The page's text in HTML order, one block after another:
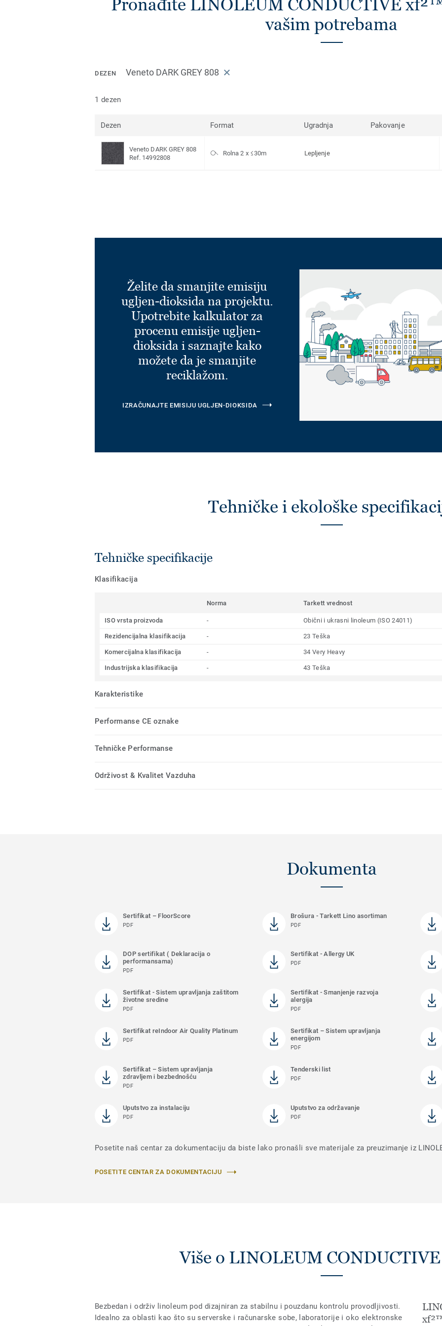
Pronađite LINOLEUM CONDUCTIVE
vašim potrebama
DEZEN Veneto DARK GREY 808
1 dezen
Dezen Format Ugradnja Pakovanje
Veneto DARK GREY 808
Ref. 14992808
Rolna 2 x ≤30m Lepljenje
Želite da smanjite emisiju
ugljen-dioksida na projektu.
Upotrebite kalkulator za
procenu emisije ugljen-
dioksida i saznajte kako
možete da je smanjite
reciklažom.
IZRAČUNAJTE EMISIJU UGLJEN-DIOKSIDA
Tehničke i ekološke
Tehničke specifikacije
Klasifikacija
Norma Tarkett vrednost
ISO vrsta proizvoda - Obični i ukrasni linoleum (ISO 24011)
Rezidencijalna klasifikacija - 23 Teška
Komercijalna klasifikacija - 34 Very Heavy
Industrijska klasifikacija - 43 Teška
Karakteristike
Performanse CE oznake
Tehničke Performanse
Održivost & Kvalitet Vazduha
Dokumenta
Sertifikat – FloorScore
PDF
Brošura - Tarkett Lino asortiman
PDF
DOP sertifikat ( Deklaracija o
performansama)
PDF
Sertifikat - Allergy UK
PDF
Sertifikat - Sistem upravljanja zaštitom
životne sredine
PDF
Sertifikat - Smanjenje razvoja
alergija
PDF
Sertifikat reIndoor Air Quality Platinum
PDF
Sertifikat – Sistem upravljanja
energijom
PDF
Sertifikat – Sistem upravljanja
zdravljem i bezbednošću
PDF
Tenderski list
PDF
Uputstvo za instalaciju
PDF
Uputstvo za održavanje
PDF
Posetite naš centar za dokumentaciju da biste lako pronašli sve materijale za preuzimanje iz
POSETITE CENTAR ZA DOKUMENTACIJU
Više o LINOLEUM
Bezbedan i održiv linoleum pod dizajniran za stabilnu i pouzdanu kontrolu provodljivosti.
Idealno za oblasti kao što su serverske i računarske sobe, laboratorije i oko elektronske